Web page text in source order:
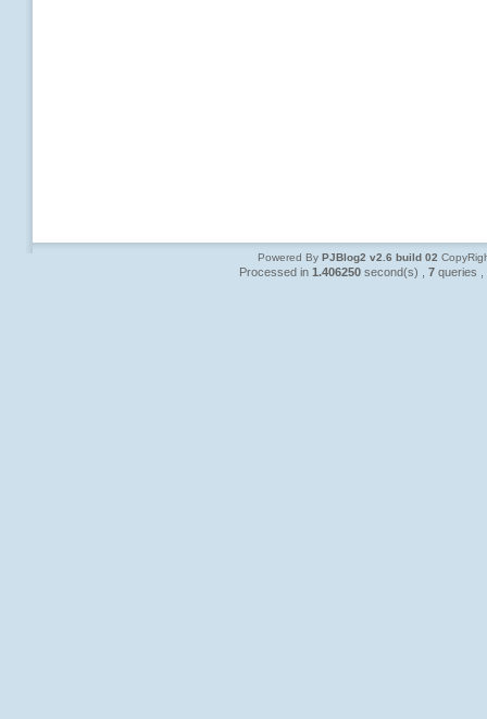
Powered By PJBlog2 v2.6 build 02
Processed in 1.406250second(s) , 7queries ,